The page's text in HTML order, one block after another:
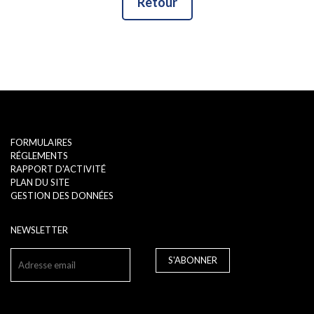
FORMULAIRES
RÉGLEMENTS
RAPPORT D'ACTIVITÉ
PLAN DU SITE
GESTION DES DONNÉES
NEWSLETTER
S'ABONNER